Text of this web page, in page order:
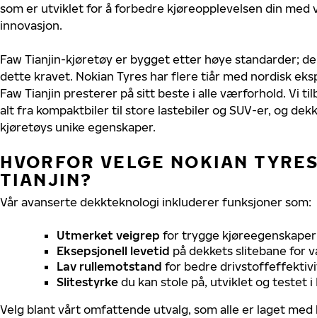
som er utviklet for å forbedre kjøreopplevelsen din med
innovasjon.
Faw Tianjin-kjøretøy er bygget etter høye standarder;
dette kravet. Nokian Tyres har flere tiår med nordisk
Faw Tianjin presterer på sitt beste i alle værforhold. Vi
alt fra kompaktbiler til store lastebiler og SUV-er, og
kjøretøys unike egenskaper.
HVORFOR VELGE NOKIAN
TIANJIN?
Vår avanserte dekkteknologi inkluderer funksjoner som:
Utmerket veigrep for trygge
Eksepsjonell levetid på dekkets slitebane for
Lav rullemotstand for bedre
Slitestyrke du kan stole på, utviklet og testet i
Velg blant vårt omfattende utvalg, som alle er laget